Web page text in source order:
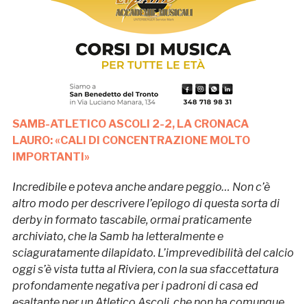
SAMB-ATLETICO ASCOLI 2-2, LA CRONACA
LAURO: «CALI DI CONCENTRAZIONE MOLTO
IMPORTANTI»
Incredibile e poteva anche andare peggio… Non c’è
altro modo per descrivere l’epilogo di questa sorta di
derby in formato tascabile, ormai praticamente
archiviato, che la Samb ha letteralmente e
sciaguratamente dilapidato. L’imprevedibilità del calcio
oggi s’è vista tutta al Riviera, con la sua sfaccettatura
profondamente negativa per i padroni di casa ed